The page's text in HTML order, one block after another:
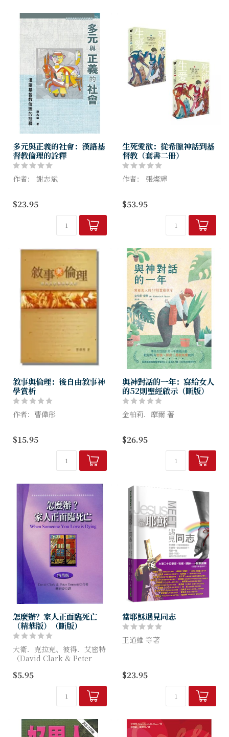
多元與正義的社會：漢語基
督教倫理的詮釋
作者： 謝志斌
礎上，關注上帝的道德律令，
人性的問題、基督徒的道德行
為、基督教視角下的社會生活
議題等。一個繁榮興盛的社
$23.95
生死愛欲：從希臘神話到基
督教（套書二冊）
作者： 張燦輝
I（2023年增訂版）》＋《生
談論死亡問題，說的其實
談論愛欲問題，...
$53.95
敘事與倫理：後自由敘事神
學賞析
作者：曹偉彤
的思想為主線，勾勒敘事神學
的面貌及剖析其要點。弗萊和
林貝克代表後自由敘事神學的
精髓，而侯活士更進一步將敘
$15.95
與神對話的一年：寫給女人
的52則聖經啟示（斷版）
金柏莉．摩爾 著
專為女性策畫的一趟聖經互動
獻給所有堅強、傑出、勇敢無
★亞馬遜新約聖經學習
NO.1，至高4....
$26.95
怎麼辦？家人正面臨死亡
（精華版）（斷版）
大衛．克拉克、彼得．艾密特
（David Clark & Peter
如果你親愛的家人罹患了絕
症，正面臨死亡，你該怎麼
辦？本書以深入淺出...
$5.95
當耶穌遇見同志
王道維 等著
是議題或是與非的二元選項，
而是真實的會遇，不止是「耶
穌遇見同志，更是耶穌如何真
$23.95